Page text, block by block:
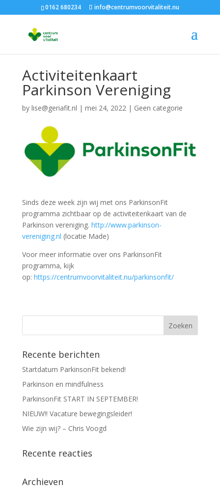
0162 680234 info@centrumvoorvitaliteit.nu
Activiteitenkaart
Parkinson Vereniging
by lise@geriafit.nl | mei 24, 2022| Geen categorie
Sinds deze week zijn wij met ons ParkinsonFit
programma zichtbaar op de activiteitenkaart van de
Parkinson vereniging. http://www.parkinson-
vereniging.nl (locatie Made)
Voor meer informatie over ons ParkinsonFit
programma, kijk
op: https://centrumvoorvitaliteit.nu/parkinsonfit/
Recente berichten
Startdatum ParkinsonFit bekend!
Parkinson en mindfulness
ParkinsonFit START IN SEPTEMBER!
NIEUW!! Vacature bewegingsleider!
Wie zijn wij? – Chris Voogd
Recente reacties
Archieven